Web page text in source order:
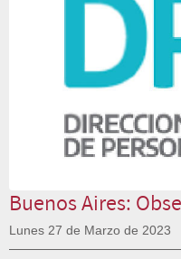
Buenos Aires:
Lunes 27 de Marzo de 2023